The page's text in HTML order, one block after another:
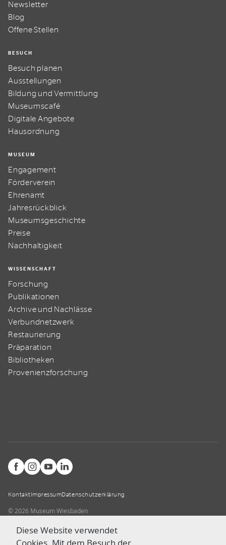
Newsletter
Blog
Offene Stellen
BESUCH
Besuch planen
Ausstellungen
Bildung und Vermittlung
Museumscafé
Digitale Angebote
Hausordnung
MUSEUM
Engagement
Förderverein
Ehrenamt
Jahresrückblick
Museumsgeschichte
Preise
Nachhaltigkeit
WISSENSCHAFT
Forschung
Publikationen
Archive und Nachlässe
Verbundnetzwerk
Restaurierung
Präparation
Bibliotheken
Provenienzforschung
Kontakt ImpressumDatenschutzerklärung
© 2026 Museum Wiesbaden
Diese Website verwendet